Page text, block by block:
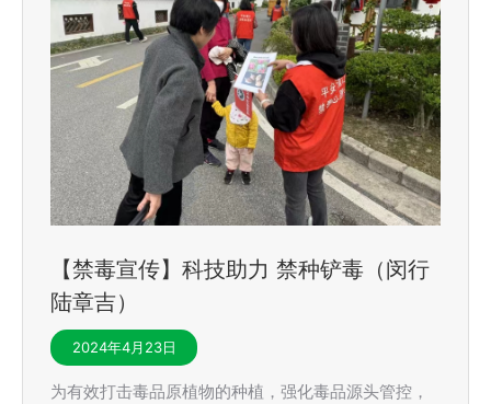
【禁毒宣传】科技助力 禁种铲毒（闵行
陆章吉）
2024年4月23日
为有效打击毒品原植物的种植，强化毒品源头管控，